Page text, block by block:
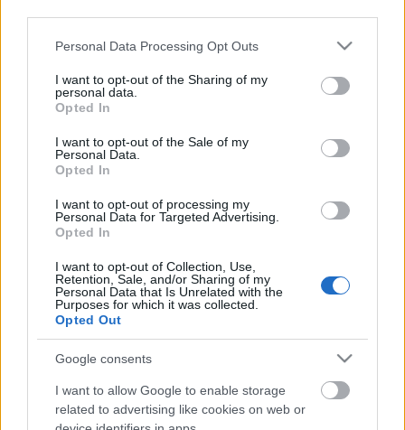
Please note that this website/app uses one or more Google
not limited to your visit or usage behaviour. You may click to
grant or deny consent to Google and its third-party tags to
use your data for below specified purposes in below Google
consent section.
Personal Data Processing Opt Outs
I want to opt-out of the Sharing of my
personal data.
Opted In
I want to opt-out of the Sale of my
Personal Data.
Opted In
I want to opt-out of processing my
Personal Data for Targeted Advertising.
Opted In
I want to opt-out of Collection, Use,
Retention, Sale, and/or Sharing of my
Personal Data that Is Unrelated with the
Purposes for which it was collected.
Opted Out
Google consents
I want to allow Google to enable storage
related to advertising like cookies on web or
Répakence
bebicsirke•2013. február 24.
Ezek a tél utolsó hetei, de még mindig annyira hideg
van, hogy a reggeliben is melegségre és szénhidrátra
vágyunk. Kenyeret kenyérrel eszünk, reggelire valami
kencével, este melegszendvicsnek....nem mondom,
azért van egy pár plusz kiló, amit ideje lenne leadni,
de egyelőre nem…
Zabkása variációk
Vasárnapi Reggelik No.2.
bebicsirke•2012. október 14.
Gyerekkoromban anyukám sosem tolta belém a
zabkását, ezért csak az amerikai filmekben láttam,